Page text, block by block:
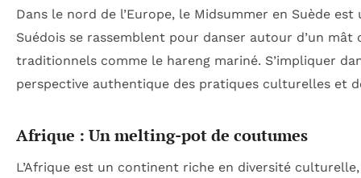
Dans le nord de l’Europe, le Midsummer en Suède
Suédois se rassemblent pour danser autour d’un
traditionnels comme le hareng mariné. S’impliquer
perspective authentique des pratiques culturelles et
Afrique : Un melting-pot de coutumes
L’Afrique est un continent riche en diversité